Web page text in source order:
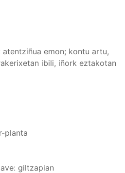
atentziñua emon; kontu artu,
ibili, iñork eztakotan
planta
giltzapian